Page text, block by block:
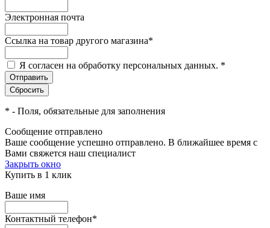
Электронная почта
Ссылка на товар другого магазина*
Я согласен на обработку персональных данных. *
* - Поля, обязательные для заполнения
Сообщение отправлено
Ваше сообщение успешно отправлено. В ближайшее время с
Вами свяжется наш специалист
Закрыть окно
Купить в 1 клик
Ваше имя
Контактный телефон*